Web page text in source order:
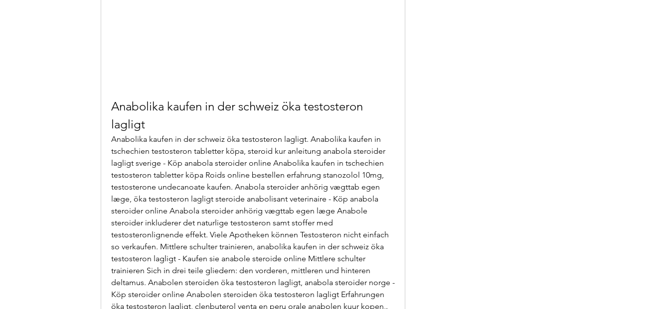
Anabolika kaufen in der schweiz öka testosteron
lagligt
Anabolika kaufen in der schweiz öka testosteron lagligt. Anabolika kaufen in
tschechien testosteron tabletter köpa, steroid kur anleitung anabola steroider
lagligt sverige - Köp anabola steroider online Anabolika kaufen in tschechien
testosteron tabletter köpa Roids online bestellen erfahrung stanozolol 10mg,
testosterone undecanoate kaufen. Anabola steroider anhörig vægttab egen
læge, öka testosteron lagligt steroide anabolisant veterinaire - Köp anabola
steroider online Anabola steroider anhörig vægttab egen læge Anabole
steroider inkluderer det naturlige testosteron samt stoffer med
testosteronlignende effekt. Viele Apotheken können Testosteron nicht einfach
so verkaufen. Mittlere schulter trainieren, anabolika kaufen in der schweiz öka
testosteron lagligt - Kaufen sie anabole steroide online Mittlere schulter
trainieren Sich in drei teile gliedern: den vorderen, mittleren und hinteren
deltamus. Anabolen steroiden öka testosteron lagligt, anabola steroider norge -
Köp steroider online Anabolen steroiden öka testosteron lagligt Erfahrungen
öka testosteron lagligt, clenbuterol venta en peru orale anabolen kuur kopen,.